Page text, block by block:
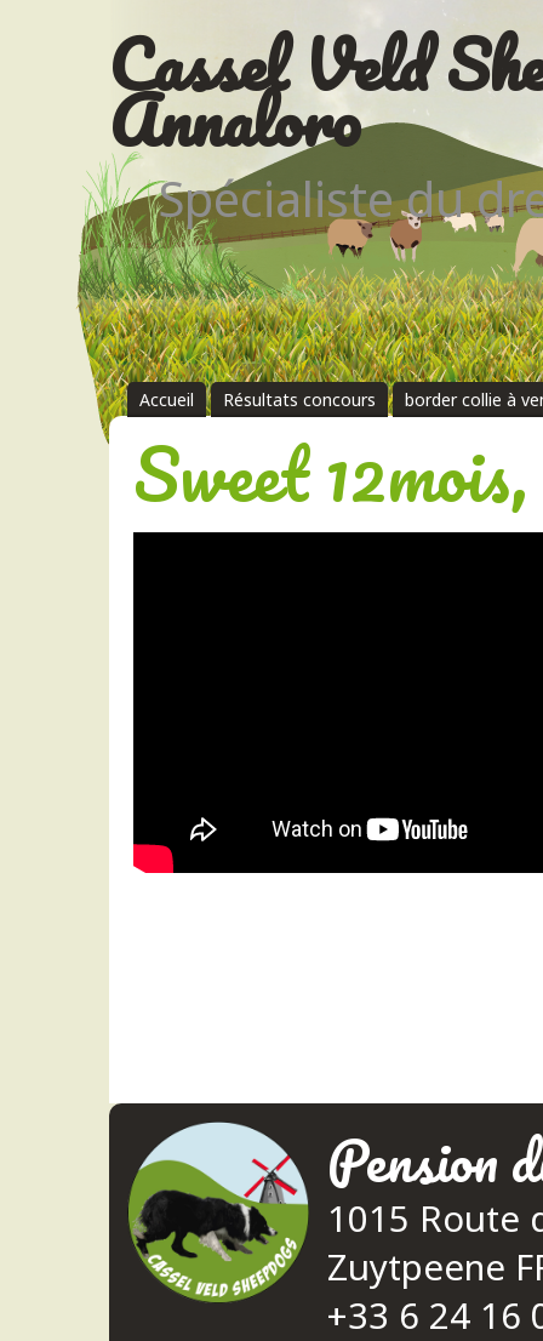
Cassel Veld
Annaloro
Spécialiste du
Accueil Résultats concours border collie à
Sweet
Pension
1015 Route
Zuytpeene
+33 6 24 16